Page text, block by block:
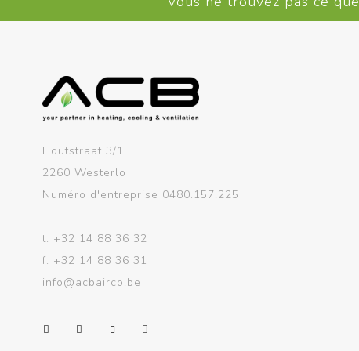
Houtstraat 3/1
2260 Westerlo
Numéro d'entreprise 0480.157.225
t. +32 14 88 36 32
f. +32 14 88 36 31
info@acbairco.be